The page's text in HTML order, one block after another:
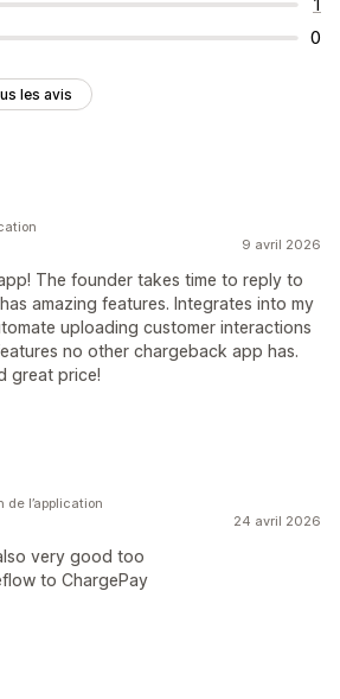
1
0
les avis
9 avril 2026
The founder takes time to reply to
amazing features. Integrates into my
uploading customer interactions
no other chargeback app has.
great price!
24 avril 2026
very good too
to ChargePay
de l’application